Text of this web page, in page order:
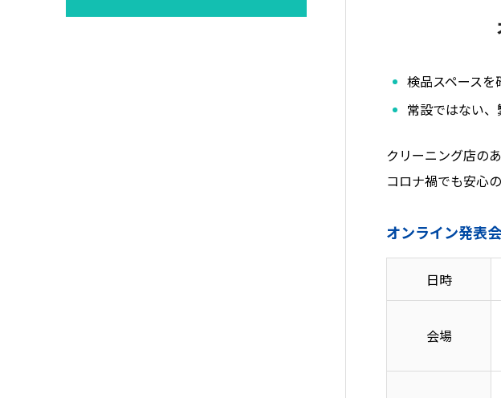
検品スペース
常設ではない
クリーニング店の
コロナ禍でも安心
オンライン発表
日時
会場